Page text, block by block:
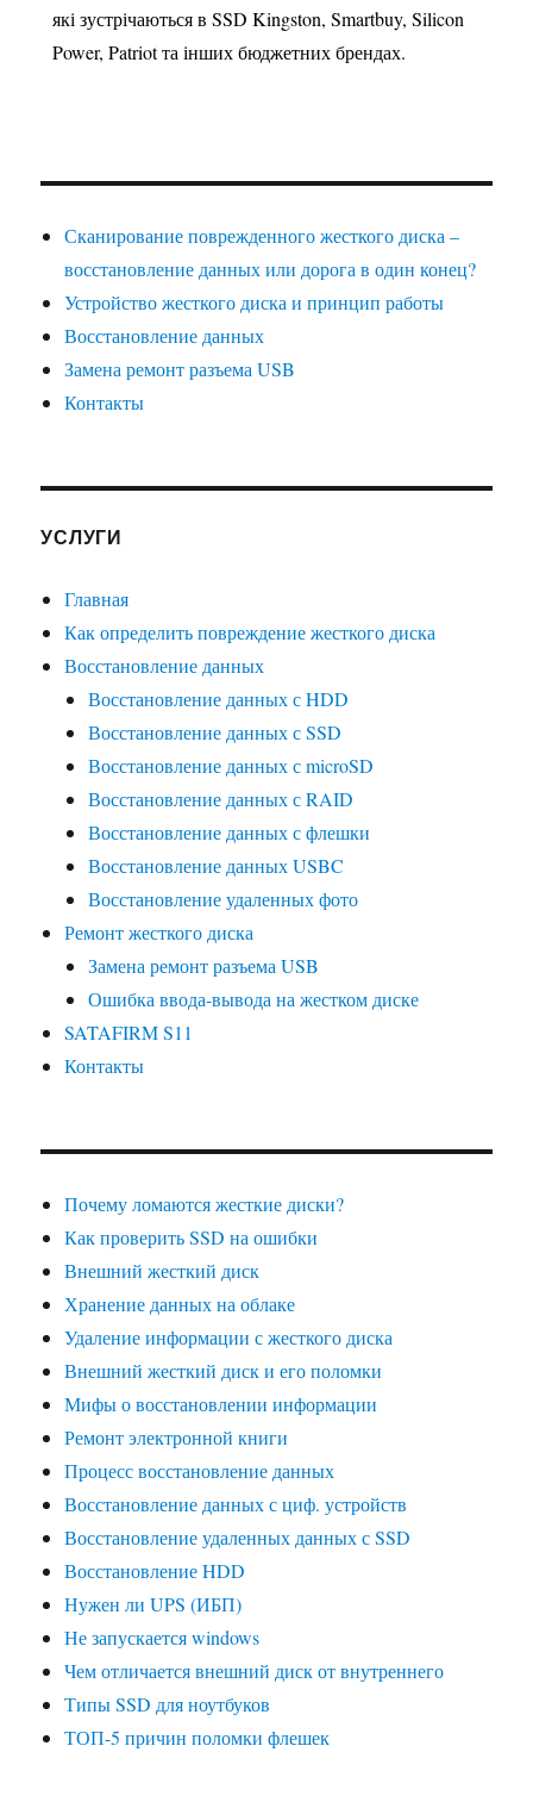
які зустрічаються в SSD Kingston, Smartbuy, Silicon
Power, Patriot та інших бюджетних брендах.
Сканирование поврежденного жесткого диска –
восстановление данных или дорога в один конец?
Устройство жесткого диска и принцип работы
Восстановление данных
Замена ремонт разъема USB
Контакты
УСЛУГИ
Главная
Как определить повреждение жесткого диска
Восстановление данных
Восстановление данных с HDD
Восстановление данных с SSD
Восстановление данных с microSD
Восстановление данных с RAID
Восстановление данных с флешки
Восстановление данных USBC
Восстановление удаленных фото
Ремонт жесткого диска
Замена ремонт разъема USB
Ошибка ввода-вывода на жестком диске
SATAFIRM S11
Контакты
Почему ломаются жесткие диски?
Как проверить SSD на ошибки
Внешний жесткий диск
Хранение данных на облаке
Удаление информации с жесткого диска
Внешний жесткий диск и его поломки
Мифы о восстановлении информации
Ремонт электронной книги
Процесс восстановление данных
Восстановление данных с циф. устройств
Восстановление удаленных данных с SSD
Восстановление HDD
Нужен ли UPS (ИБП)
Не запускается windows
Чем отличается внешний диск от внутреннего
Типы SSD для ноутбуков
ТОП-5 причин поломки флешек